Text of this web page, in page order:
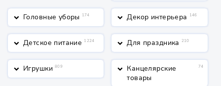
keyboard_arrow_down Головные уборы 174 keyboard_arrow_down Декор интерьера 146
keyboard_arrow_down Детское питание 1224 keyboard_arrow_down Для праздника 210
keyboard_arrow_down Игрушки 809 keyboard_arrow_down Канцелярские
товары
74